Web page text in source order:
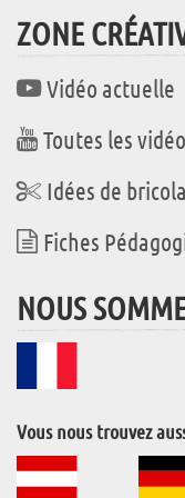
ZONE
Vidéo actuelle
Toutes les
Idées de
Fiches
NOUS
Vous nous trouvez